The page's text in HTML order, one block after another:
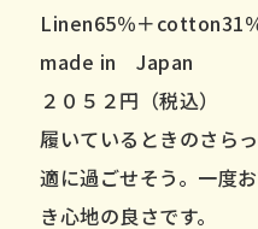
cotton31％＋
Japan
円（税込）
きのさらっとした
う。一度お試しい
良さです。